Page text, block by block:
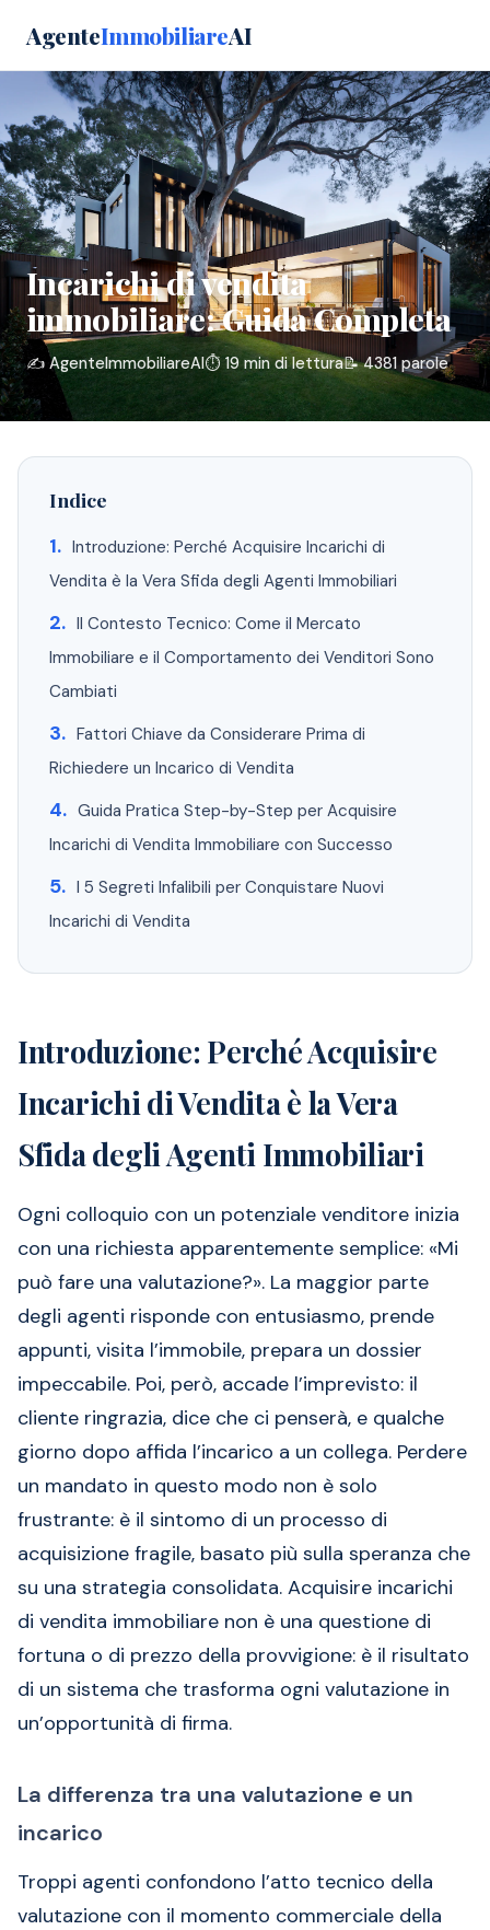
AgenteImmobiliareAI
Incarichi di vendita
immobiliare: Guida Completa
✍️ AgenteImmobiliareAI⏱️ 19 min di lettura📝 4381 parole
Indice
Introduzione: Perché Acquisire Incarichi di
Vendita è la Vera Sfida degli Agenti Immobiliari
Il Contesto Tecnico: Come il Mercato
Immobiliare e il Comportamento dei Venditori Sono
Cambiati
Fattori Chiave da Considerare Prima di
Richiedere un Incarico di Vendita
Guida Pratica Step-by-Step per Acquisire
Incarichi di Vendita Immobiliare con Successo
I 5 Segreti Infalibili per Conquistare Nuovi
Incarichi di Vendita
Introduzione: Perché Acquisire
Incarichi di Vendita è la Vera
Sfida degli Agenti Immobiliari
Ogni colloquio con un potenziale venditore inizia
con una richiesta apparentemente semplice: «Mi
può fare una valutazione?». La maggior parte
degli agenti risponde con entusiasmo, prende
appunti, visita l’immobile, prepara un dossier
impeccabile. Poi, però, accade l’imprevisto: il
cliente ringrazia, dice che ci penserà, e qualche
giorno dopo affida l’incarico a un collega. Perdere
un mandato in questo modo non è solo
frustrante: è il sintomo di un processo di
acquisizione fragile, basato più sulla speranza che
su una strategia consolidata. Acquisire incarichi
di vendita immobiliare non è una questione di
fortuna o di prezzo della provvigione: è il risultato
di un sistema che trasforma ogni valutazione in
un’opportunità di firma.
La differenza tra una valutazione e un
incarico
Troppi agenti confondono l’atto tecnico della
valutazione con il momento commerciale della